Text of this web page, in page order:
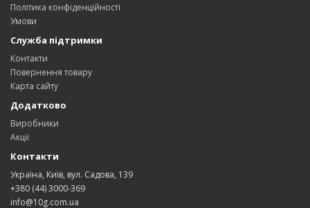
Політика конфіденційності
Умови
Служба підтримки
Контакти
Повернення товару
Карта сайту
Додатково
Виробники
Акції
Контакти
Україна, Київ, вул. Садова, 139
+380 (44) 3000-369
info@10g.com.ua